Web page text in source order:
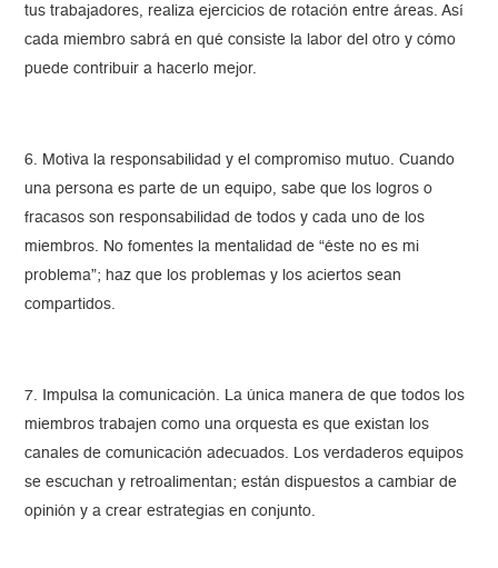
tus trabajadores, realiza ejercicios de rotación entre áreas. Así
cada miembro sabrá en qué consiste la labor del otro y cómo
puede contribuir a hacerlo mejor.
6. Motiva la responsabilidad y el compromiso mutuo. Cuando
una persona es parte de un equipo, sabe que los logros o
fracasos son responsabilidad de todos y cada uno de los
miembros. No fomentes la mentalidad de “éste no es mi
problema”; haz que los problemas y los aciertos sean
compartidos.
7. Impulsa la comunicación. La única manera de que todos los
miembros trabajen como una orquesta es que existan los
canales de comunicación adecuados. Los verdaderos equipos
se escuchan y retroalimentan; están dispuestos a cambiar de
opinión y a crear estrategias en conjunto.